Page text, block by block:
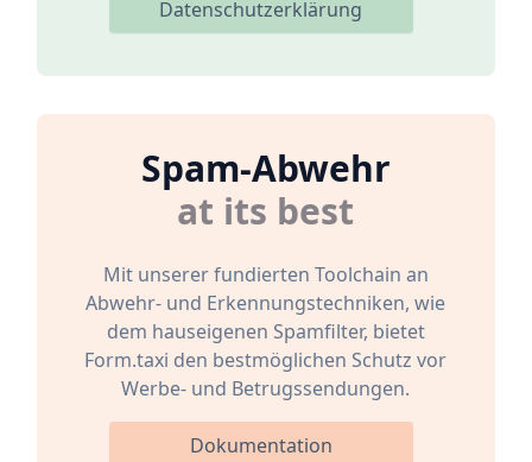
Datenschutzerklärung
Spam-Abwehr
at its best
Mit unserer fundierten Toolchain an
Abwehr- und Erkennungstechniken, wie
dem hauseigenen Spamfilter, bietet
Form.taxi den bestmöglichen Schutz vor
Werbe- und Betrugssendungen.
Dokumentation